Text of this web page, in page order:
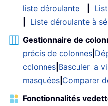
liste déroulante
Liste déroulante à
Gestionnaire de
précis de colonnes
colonnes Basculer la
masquées Comparer
Fonctionnalités